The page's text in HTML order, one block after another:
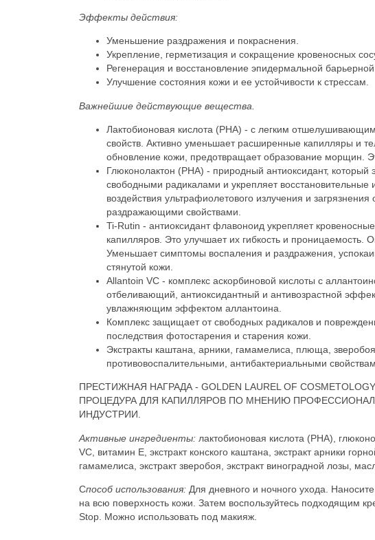
Эффекты действия:
Уменьшение раздражения и покраснения.
Укрепление, герметизация и сокращение кровеносных
Регенерация и восстановление эпидермальной
Улучшение состояния кожи и ее устойчивости к стрессам.
Важнейшие действующие вещества.
Лактобионовая кислота (PHA) - с легким
свойств. Активно уменьшает расширенные капилляры и
обновление кожи, предотвращает образование морщин.
Глюконолактон (PHA) - природный антиоксидант,
свободными радикалами и укрепляет
воздействия ультрафиолетового излучения и
раздражающими свойствами.
Ti-Rutin - антиоксидант флавоноид укрепляет
капилляров. Это улучшает их гибкость и проницаемость.
Уменьшает симптомы воспаления и раздражения,
стянутой кожи.
Allantoin VC - комплекс аскорбиновой кислоты с
отбеливающий, антиоксидантный и антивозрастной
увлажняющим эффектом аллантоина.
Комплекс защищает от свободных радикалов и
последствия фотостарения и старения кожи.
Экстракты каштана, арники, гамамелиса, плюща,
противовоспалительными, антибактериальными
ПРЕСТИЖНАЯ НАГРАДА - GOLDEN LAUREL OF
ПРОЦЕДУРА ДЛЯ КАПИЛЛЯРОВ ПО МНЕНИЮ
ИНДУСТРИИ.
Активные ингредиенты: лактобионовая кислота (PHA),
VC, витамин Е, экстракт конского каштана, экстракт арники
гамамелиса, экстракт зверобоя, экстракт виноградной лозы,
Способ использования: Для дневного и ночного ухода.
на всю поверхность кожи. Затем воспользуйтесь подходящим
Stop. Можно использовать под макияж.